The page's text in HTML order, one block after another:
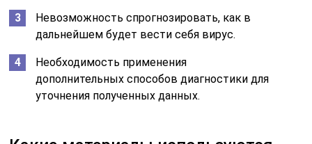
Невозможность спрогнозировать, как в
дальнейшем будет вести себя вирус.
Необходимость применения
дополнительных способов диагностики для
уточнения полученных данных.